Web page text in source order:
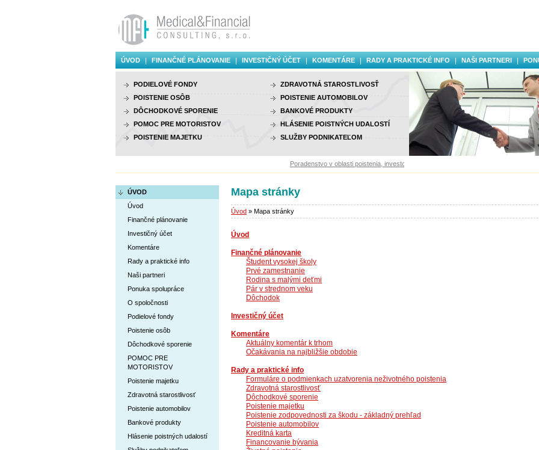
ÚVOD FINANČNÉ PLÁNOVANIE INVESTIČNÝ ÚČET KOMENTÁRE RADY A PRAKTICKÉ INFO NAŠI PARTNERI
PODIELOVÉ FONDY
POISTENIE OSÔB
DÔCHODKOVÉ SPORENIE
POMOC PRE MOTORISTOV
POISTENIE MAJETKU
ZDRAVOTNÁ STAROSTLIVOSŤ
POISTENIE AUTOMOBILOV
BANKOVÉ PRODUKTY
HLÁSENIE POISTNÝCH UDALOSTÍ
SLUŽBY PODNIKATEĽOM
Poradenstvo v oblasti poistenia, investovania a finančných služieb.
ÚVOD
Úvod
Finančné plánovanie
Investičný účet
Komentáre
Rady a praktické info
Naši partneri
Ponuka spolupráce
O spoločnosti
Podielové fondy
Poistenie osôb
Dôchodkové sporenie
POMOC PRE
MOTORISTOV
Poistenie majetku
Zdravotná starostlivosť
Poistenie automobilov
Bankové produkty
Hlásenie poistných udalostí
Mapa stránky
Úvod » Mapa stránky
Úvod
Finančné plánovanie
Študent vysokej školy
Prvé zamestnanie
Rodina s malými deťmi
Pár v strednom veku
Dôchodok
Investičný účet
Komentáre
Aktuálny komentár k trhom
Očakávania na najbližšie obdobie
Rady a praktické info
Formuláre o podmienkach uzatvorenia neživotného poistenia
Zdravotná starostlivosť
Dôchodkové sporenie
Poistenie majetku
Poistenie zodpovednosti za škodu - základný prehľad
Poistenie automobilov
Kreditná karta
Financovanie bývania